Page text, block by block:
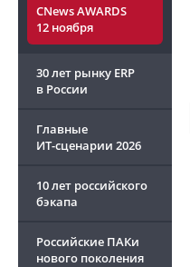
CNews AWARDS
12 ноября
30 лет рынку ERP
в России
Главные
ИТ-сценарии 2026
10 лет российского
бэкапа
Российские ПАКи
нового поколения